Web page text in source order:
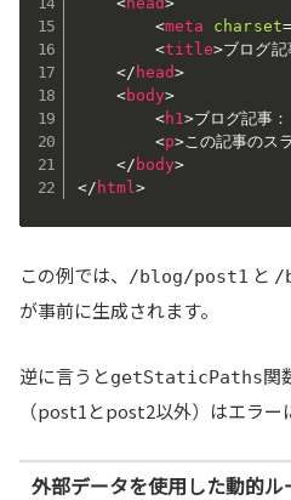
<meta charset=
<title>ブログ
</ head>
<body>
<h1 >ブログ記
<p>この記事の
</ body>
</ html>
この例では、 /blog/post1 と /
が事前に生成されます。
逆に言うとgetStaticPaths関
（post1とpost2以外）はエラー
外部データを使用した動的ル